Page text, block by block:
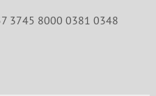
3745 8000 0381 0348